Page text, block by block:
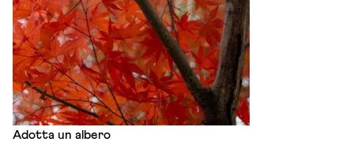
Adotta un albero